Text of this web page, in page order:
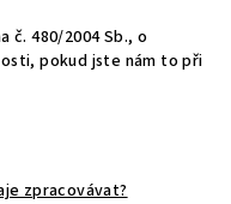
č. 480/2004 Sb., o
pokud jste nám to při
zpracovávat?